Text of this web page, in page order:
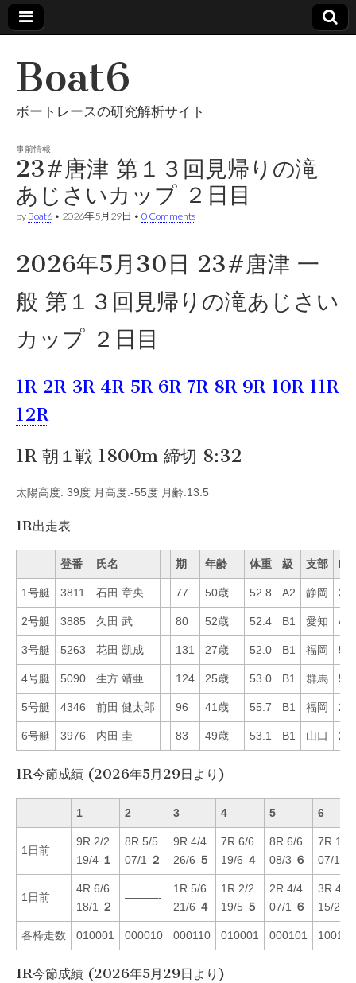
Boat6
ボートレースの研究解析サイト
事前情報
23#唐津 第１３回見帰りの滝
あじさいカップ ２日目
by Boat6 • 2026年5月29日 • 0 Comments
2026年5月30日 23#唐津 一
般 第１３回見帰りの滝あじさい
カップ ２日目
1R 2R 3R 4R 5R 6R 7R 8R 9R 10R 11R
12R
1R 朝１戦 1800m 締切 8:32
太陽高度: 39度 月高度:-55度 月齢:13.5
1R出走表
登番 氏名 期 年齢 体重 級 支部 Mo
1号艇 3811 石田 章央 77 50歳 52.8 A2 静岡 32
2号艇 3885 久田 武 80 52歳 52.4 B1 愛知 46
3号艇 5263 花田 凱成 131 27歳 52.0 B1 福岡 58
4号艇 5090 生方 靖亜 124 25歳 53.0 B1 群馬 50
5号艇 4346 前田 健太郎 96 41歳 55.7 B1 福岡 25
6号艇 3976 内田 圭 83 49歳 53.1 B1 山口 24
1R今節成績 (2026年5月29日より)
1 2 3 4 5 6
1日前
9R 2/2
19/4 １
8R 5/5
07/1
２
9R 4/4
26/6 ５
7R 6/6
19/6 ４
8R 6/6
08/3 ６
7R 1/1
07/1
1日前
4R 6/6
18/1
２
———-
1R 5/6
21/6 ４
1R 2/2
19/5 ５
2R 4/4
07/1
６
3R 4/4
15/2
各枠走数 010001 000010 000110 010001 000101 100100
1R今節成績 (2026年5月29日より)